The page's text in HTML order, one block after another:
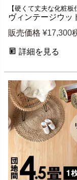
販売価格 ¥17,300
詳細を見る